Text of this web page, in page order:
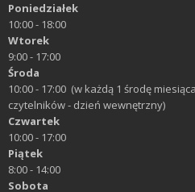
Poniedziałek
10:00 - 18:00
Wtorek
9:00 - 17:00
Środa
10:00 - 17:00 (w każdą 1 środę
czytelników - dzień wewnętrzny)
Czwartek
10:00 - 17:00
Piątek
8:00 - 14:00
Sobota